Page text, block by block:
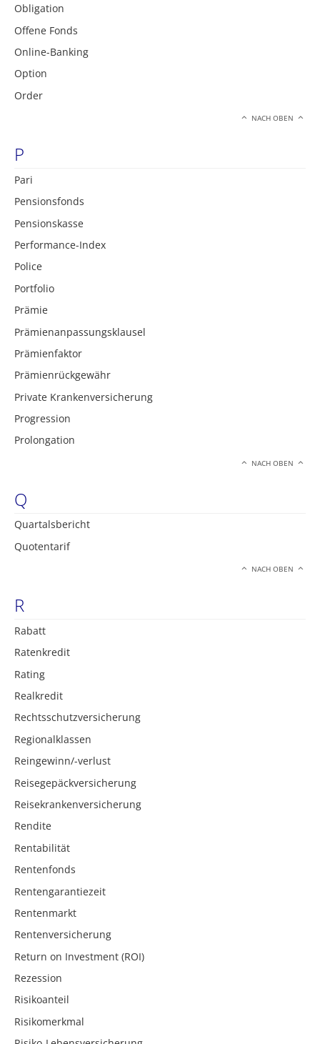
Obligation
Offene Fonds
Online-Banking
Option
Order
NACH OBEN
P
Pari
Pensionsfonds
Pensionskasse
Performance-Index
Police
Portfolio
Prämie
Prämienanpassungsklausel
Prämienfaktor
Prämienrückgewähr
Private Krankenversicherung
Progression
Prolongation
NACH OBEN
Q
Quartalsbericht
Quotentarif
NACH OBEN
R
Rabatt
Ratenkredit
Rating
Realkredit
Rechtsschutzversicherung
Regionalklassen
Reingewinn/-verlust
Reisegepäckversicherung
Reisekrankenversicherung
Rendite
Rentabilität
Rentenfonds
Rentengarantiezeit
Rentenmarkt
Rentenversicherung
Return on Investment (ROI)
Rezession
Risikoanteil
Risikomerkmal